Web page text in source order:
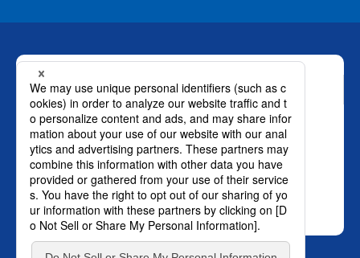
お問い合わせ
ロート製薬株式会社 通販事業部
0120-880-610
月～土：9時～21時 日祝：9時～18時
（年末年始を除く）
おかけ間違いのないようご注意ください。